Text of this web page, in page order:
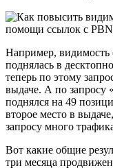
Например, видимость
поднялась в
теперь по этому
выдаче. А по запросу
поднялся на 49
второе место в
запросу много
Вот какие общие
три месяца